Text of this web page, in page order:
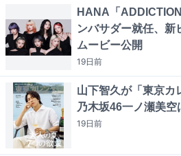
HANA「
ンバサダー就任、新
ムービー公開
19日前
山下智久が「東京カ
乃木坂46一ノ瀬美空
19日前